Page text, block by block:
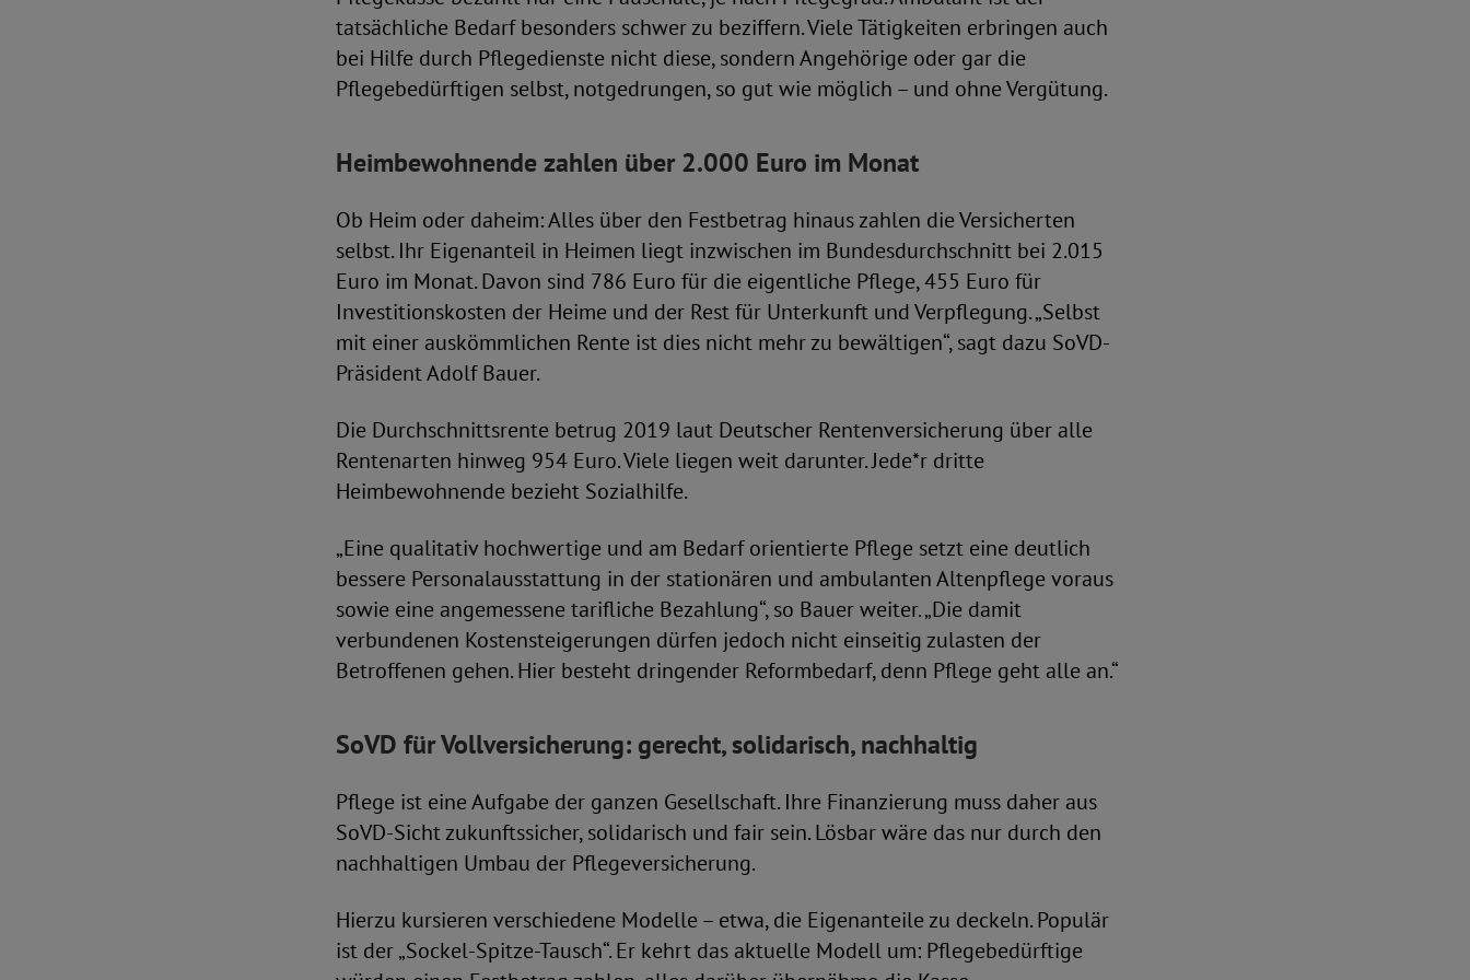
tatsächliche Bedarf besonders schwer zu beziffern. Viele Tätigkeiten erbringen auch
bei Hilfe durch Pflegedienste nicht diese, sondern Angehörige oder gar die
Pflegebedürftigen selbst, notgedrungen, so gut wie möglich – und ohne Vergütung.
Heimbewohnende zahlen über 2.000 Euro im Monat
Ob Heim oder daheim: Alles über den Festbetrag hinaus zahlen die Versicherten
selbst. Ihr Eigenanteil in Heimen liegt inzwischen im Bundesdurchschnitt bei 2.015
Euro im Monat. Davon sind 786 Euro für die eigentliche Pflege, 455 Euro für
Investitionskosten der Heime und der Rest für Unterkunft und Verpflegung. „Selbst
mit einer auskömmlichen Rente ist dies nicht mehr zu bewältigen“, sagt dazu SoVD-
Präsident Adolf Bauer.
Die Durchschnittsrente betrug 2019 laut Deutscher Rentenversicherung über alle
Rentenarten hinweg 954 Euro. Viele liegen weit darunter. Jede*r dritte
Heimbewohnende bezieht Sozialhilfe.
„Eine qualitativ hochwertige und am Bedarf orientierte Pflege setzt eine deutlich
bessere Personalausstattung in der stationären und ambulanten Altenpflege voraus
sowie eine angemessene tarifliche Bezahlung“, so Bauer weiter. „Die damit
verbundenen Kostensteigerungen dürfen jedoch nicht einseitig zulasten der
Betroffenen gehen. Hier besteht dringender Reformbedarf, denn Pflege geht alle an.“
SoVD für Vollversicherung: gerecht, solidarisch, nachhaltig
Pflege ist eine Aufgabe der ganzen Gesellschaft. Ihre Finanzierung muss daher aus
SoVD-Sicht zukunftssicher, solidarisch und fair sein. Lösbar wäre das nur durch den
nachhaltigen Umbau der Pflegeversicherung.
Hierzu kursieren verschiedene Modelle – etwa, die Eigenanteile zu deckeln. Populär
ist der „Sockel-Spitze-Tausch“. Er kehrt das aktuelle Modell um: Pflegebedürftige